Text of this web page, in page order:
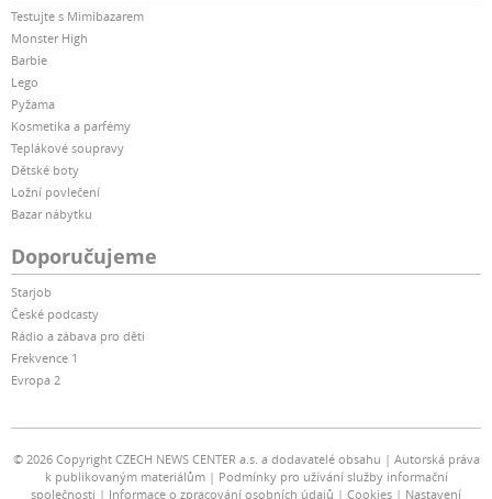
Testujte s Mimibazarem
Monster High
Barbie
Lego
Pyžama
Kosmetika a parfémy
Teplákové soupravy
Dětské boty
Ložní povlečení
Bazar nábytku
Doporučujeme
Starjob
České podcasty
Rádio a zábava pro děti
Frekvence 1
Evropa 2
© 2026 Copyright CZECH NEWS CENTER a.s. a dodavatelé obsahu
Autorská práva
k publikovaným materiálům
Podmínky pro užívání služby informační
společnosti
Informace o zpracování osobních údajů Cookies Nastavení